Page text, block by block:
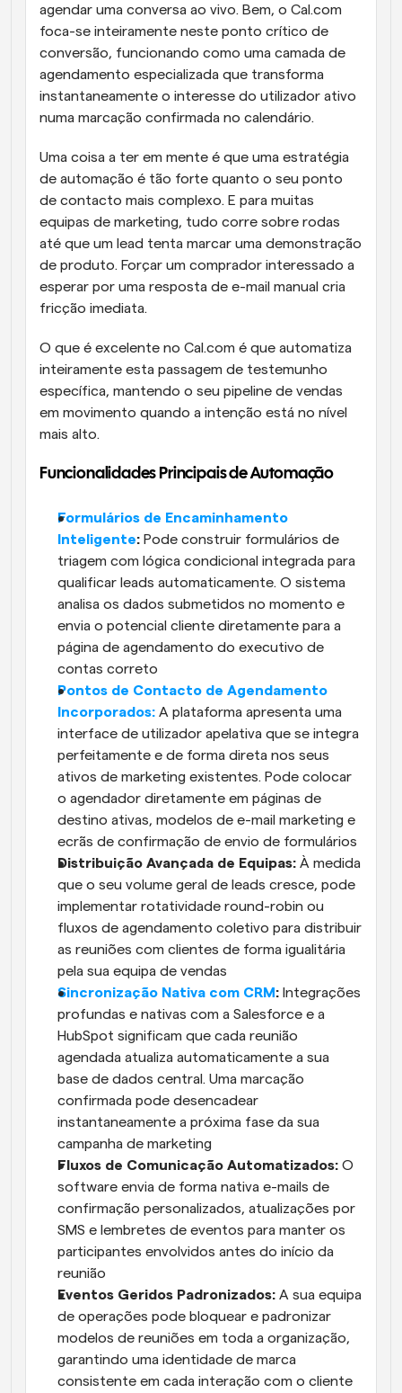
agendar uma conversa ao vivo. Bem, o Cal.com
foca-se inteiramente neste ponto crítico de
conversão, funcionando como uma camada de
agendamento especializada que transforma
instantaneamente o interesse do utilizador ativo
numa marcação confirmada no calendário.
Uma coisa a ter em mente é que uma estratégia
de automação é tão forte quanto o seu ponto
de contacto mais complexo. E para muitas
equipas de marketing, tudo corre sobre rodas
até que um lead tenta marcar uma demonstração
de produto. Forçar um comprador interessado a
esperar por uma resposta de e-mail manual cria
fricção imediata.
O que é excelente no Cal.com é que automatiza
inteiramente esta passagem de testemunho
específica, mantendo o seu pipeline de vendas
em movimento quando a intenção está no nível
mais alto.
Funcionalidades Principais de Automação
Formulários de Encaminhamento
Inteligente: Pode construir formulários de
triagem com lógica condicional integrada para
qualificar leads automaticamente. O sistema
analisa os dados submetidos no momento e
envia o potencial cliente diretamente para a
página de agendamento do executivo de
contas correto
Pontos de Contacto de Agendamento
Incorporados: A plataforma apresenta uma
interface de utilizador apelativa que se integra
perfeitamente e de forma direta nos seus
ativos de marketing existentes. Pode colocar
o agendador diretamente em páginas de
destino ativas, modelos de e-mail marketing e
ecrãs de confirmação de envio de formulários
Distribuição Avançada de Equipas: À medida
que o seu volume geral de leads cresce, pode
implementar rotatividade round-robin ou
fluxos de agendamento coletivo para distribuir
as reuniões com clientes de forma igualitária
pela sua equipa de vendas
Sincronização Nativa com CRM : Integrações
profundas e nativas com a Salesforce e a
HubSpot significam que cada reunião
agendada atualiza automaticamente a sua
base de dados central. Uma marcação
confirmada pode desencadear
instantaneamente a próxima fase da sua
campanha de marketing
Fluxos de Comunicação Automatizados: O
software envia de forma nativa e-mails de
confirmação personalizados, atualizações por
SMS e lembretes de eventos para manter os
participantes envolvidos antes do início da
reunião
Eventos Geridos Padronizados: A sua equipa
de operações pode bloquear e padronizar
modelos de reuniões em toda a organização,
garantindo uma identidade de marca
consistente em cada interação com o cliente